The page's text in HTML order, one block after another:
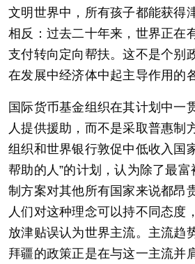
文明世界中，所有孩子都能获得
相反：过去二十年来，世界正在
支付转向定向帮扶。这不是个别
在发展中经济体中起主导作用的
国际货币基金组织在其计划中一
人提供援助，而不是采取普惠制
组织和世界银行敦促中低收入国
帮助的人”的计划，认为除了最
制方案对其他所有国家来说都昂
人们对这种理念可以持不同态度
放津贴误认为世界主流。主流
拜疆的政策正是在与这一主流并